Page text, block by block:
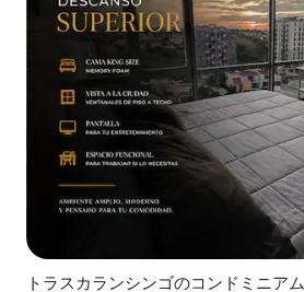
トラスカランシンゴのコンドミニアム